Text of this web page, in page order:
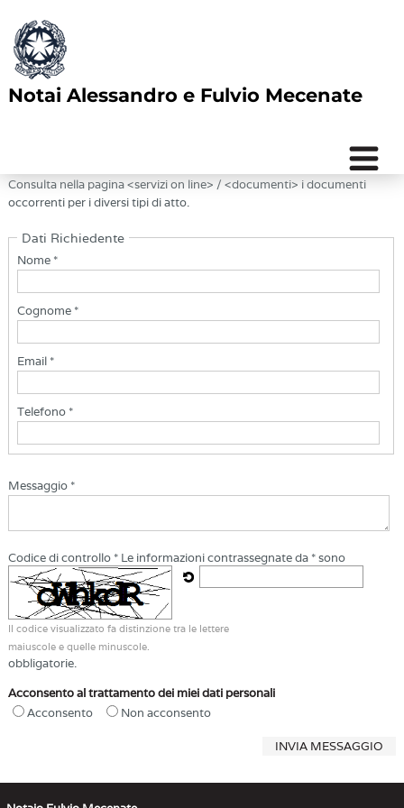
Notai Alessandro e Fulvio Mecenate
Consulta nella pagina <servizi on line> / <documenti> i documenti
occorrenti per i diversi tipi di atto.
Dati Richiedente
Nome *
Cognome *
Email *
Telefono *
Messaggio *
Codice di controllo *
Il codice visualizzato fa distinzione tra le lettere
maiuscole e quelle minuscole.
Le informazioni contrassegnate da * sono
obbligatorie.
Acconsento al trattamento dei miei dati personali
Acconsento
Non acconsento